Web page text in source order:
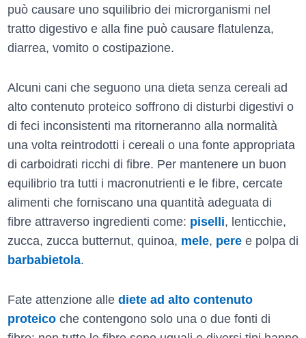
può causare uno squilibrio dei microrganismi nel
tratto digestivo e alla fine può causare flatulenza,
diarrea, vomito o costipazione.
Alcuni cani che seguono una dieta senza cereali ad
alto contenuto proteico soffrono di disturbi digestivi o
di feci inconsistenti ma ritorneranno alla normalità
una volta reintrodotti i cereali o una fonte appropriata
di carboidrati ricchi di fibre. Per mantenere un buon
equilibrio tra tutti i macronutrienti e le fibre, cercate
alimenti che forniscano una quantità adeguata di
fibre attraverso ingredienti come: piselli, lenticchie,
zucca, zucca butternut, quinoa, mele, pere e polpa di
barbabietola.
Fate attenzione alle diete ad alto contenuto
proteico che contengono solo una o due fonti di